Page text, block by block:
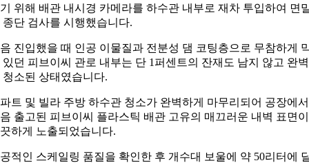
위해 배관 내시경 카메라를 하수관 내부로 재차 투입하여 면
종단 검사를 시행했습니다.
진입했을 때 인공 이물질과 전분성 댐 코팅층으로 무참하게
있던 피브이씨 관로 내부는 단 1퍼센트의 잔재도 남지 않고 완
청소된 상태였습니다.
트 및 빌라 주방 하수관 청소가 완벽하게 마무리되어 공장에서
출고된 피브이씨 플라스틱 배관 고유의 매끄러운 내벽 표면이
하게 노출되었습니다.
적인 스케일링 품질을 확인한 후 개수대 보울에 약 50리터에